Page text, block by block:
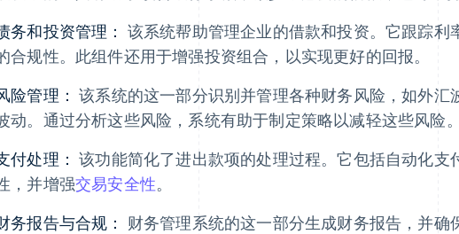
务和投资管理： 该系统帮助管理企业的借款和投资。它跟踪利
合规性。此组件还用于增强投资组合，以实现更好的回报。
险管理： 该系统的这一部分识别并管理各种财务风险，如外汇
动。通过分析这些风险，系统有助于制定策略以减轻这些风险。
付处理： 该功能简化了进出款项的处理过程。它包括自动化支
，并增强交易安全性。
务报告与合规：
财务管理系统的这一部分生成财务报告，并确